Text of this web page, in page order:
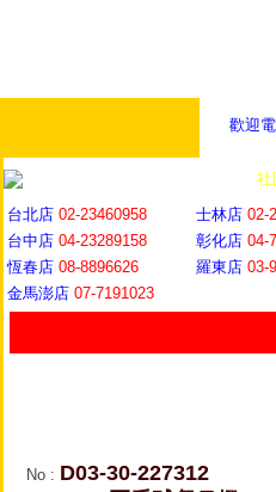
歡迎
社
台北店 02-23460958 士林店 02-
台中店 04-23289158 彰化店 04-
恆春店 08-8896626 羅東店 03-
金馬澎店 07-7191023
No : D03-30-227312